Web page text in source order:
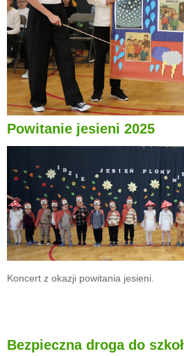
Powitanie jesieni 2025
Koncert z okazji powitania jesieni.
Bezpieczna droga do